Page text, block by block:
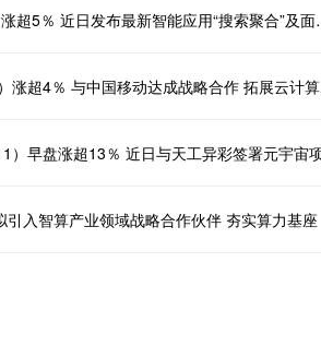
港股异动｜知乎-W（
入智算产业领域战略合作伙伴 夯实算力基座